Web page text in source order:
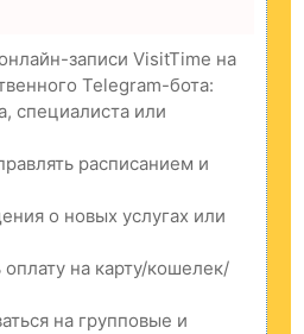
записи VisitTime на
Telegram-бота:
специалиста или
расписанием и
о новых услугах или
на карту/кошелек/
на групповые и